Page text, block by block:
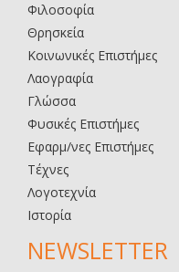
Φιλοσοφία
Θρησκεία
Κοινωνικές Επιστήμες
Λαογραφία
Γλώσσα
Φυσικές Επιστήμες
Εφαρμ/νες Επιστήμες
Τέχνες
Λογοτεχνία
Ιστορία
NEWSLETTER